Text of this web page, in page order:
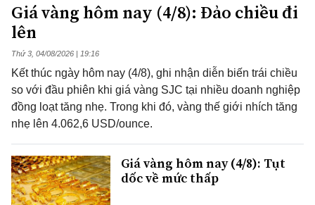
Giá vàng hôm nay (4/8): Đảo chiều đi
lên
Thứ 3, 04/08/2026 | 19:16
Kết thúc ngày hôm nay (4/8), ghi nhận diễn biến trái chiều
so với đầu phiên khi giá vàng SJC tại nhiều doanh nghiệp
đồng loạt tăng nhẹ. Trong khi đó, vàng thế giới nhích tăng
nhẹ lên 4.062,6 USD/ounce.
Giá vàng hôm nay (4/8): Tụt
dốc về mức thấp